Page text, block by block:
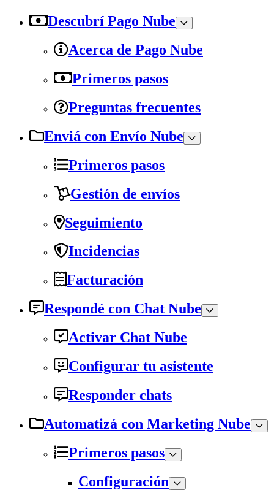
Descubrí Pago Nube
Acerca de Pago Nube
Primeros pasos
Preguntas frecuentes
Enviá con Envío Nube
Primeros pasos
Gestión de envíos
Seguimiento
Incidencias
Facturación
Respondé con Chat Nube
Activar Chat Nube
Configurar tu asistente
Responder chats
Automatizá con Marketing Nube
Primeros pasos
Configuración